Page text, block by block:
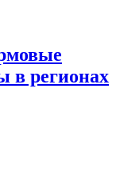
в регионах